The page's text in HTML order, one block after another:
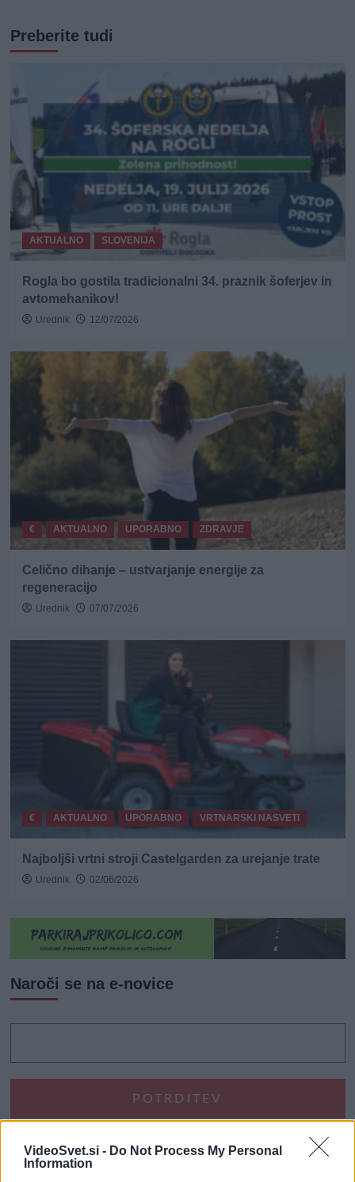
VideoSvet.si - Do Not Process My Personal
Information
Preberite tudi
AKTUALNO SLOVENIJA
Rogla bo gostila tradicionalni 34. praznik šoferjev in
avtomehanikov!
Urednik 12/07/2026
€ AKTUALNO UPORABNO ZDRAVJE
Celično dihanje – ustvarjanje energije za
regeneracijo
Urednik 07/07/2026
€ AKTUALNO UPORABNO VRTNARSKI NASVETI
Najboljši vrtni stroji Castelgarden za urejanje trate
Urednik 02/06/2026
Naroči se na e-novice